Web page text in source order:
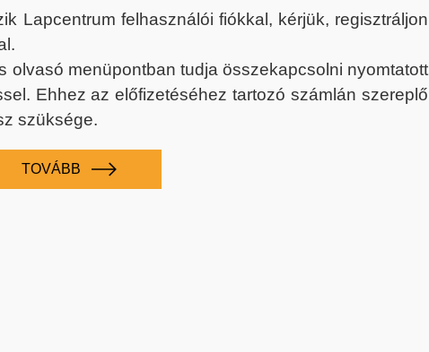
Lapcentrum felhasználói fiókkal, kérjük, regisztráljon
olvasó menüpontban tudja összekapcsolni nyomtatott
Ehhez az előfizetéséhez tartozó számlán szereplő
szüksége.
TOVÁBB